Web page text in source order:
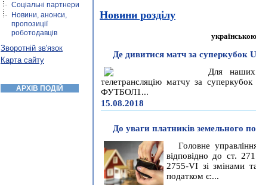
Соціальні партнери
Новини, анонси,
пропозиції
роботодавців
Зворотній зв'язок
Карта сайту
АРХІВ ПОДІЙ
Новини розділу
Де дивитися матч за суперкубок
Для наших
телетрансляцію матчу за
ФУТБОЛ1...
15.08.2018
До уваги платників земельного
Головне
відповідно до ст.
2755-VI зі змінами
податком є:...